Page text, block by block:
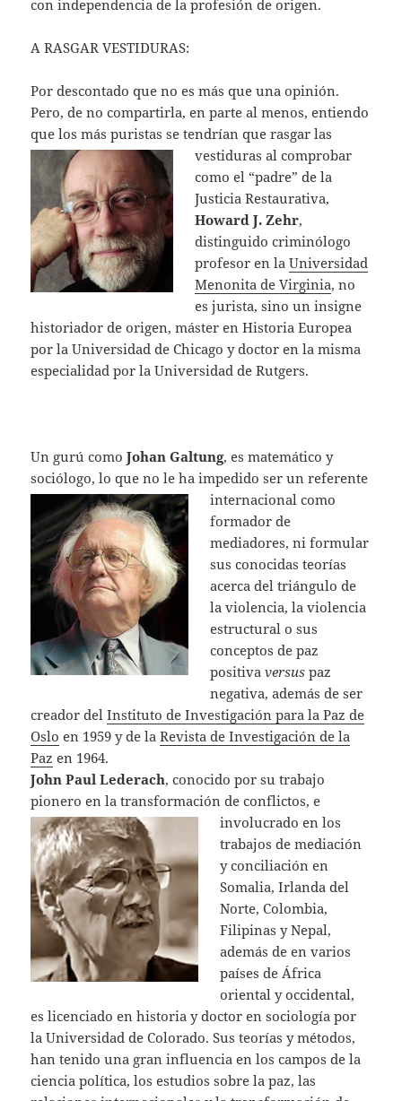
con independencia de la profesión de origen.
A RASGAR VESTIDURAS:
Por descontado que no es más que una opinión.
Pero, de no compartirla, en parte al menos, entiendo
que los más puristas se tendrían que rasgar las
vestiduras al comprobar
como el “padre” de la
Justicia Restaurativa,
Howard J. Zehr,
distinguido criminólogo
profesor en laUniversidad
Menonita de Virginia, no
es jurista, sino un insigne
historiador de origen, máster en Historia Europea
por la Universidad de Chicago y doctor en la misma
especialidad por la Universidad de Rutgers.
Un gurú comoJohan Galtung, es matemático y
sociólogo, lo que no le ha impedido ser un referente
internacional como
formador de
mediadores, ni formular
sus conocidas teorías
acerca del triángulo de
la violencia, la violencia
estructural o sus
conceptos de paz
positivaversus paz
negativa, además de ser
creador delInstituto de Investigación para la Paz de
Oslo en 1959 y de laRevista de Investigación de la
Paz en 1964.
John Paul Lederach, conocido por su trabajo
pionero en la transformación de conflictos, e
involucrado en los
trabajos de mediación
y conciliación en
Somalia, Irlanda del
Norte, Colombia,
Filipinas y Nepal,
además de en varios
países de África
oriental y occidental,
es licenciado en historia y doctor en sociología por
la Universidad de Colorado. Sus teorías y métodos,
han tenido una gran influencia en los campos de la
ciencia política, los estudios sobre la paz, las